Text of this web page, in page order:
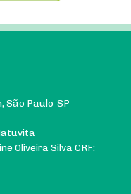
São Paulo-SP
Oliveira Silva CRF: